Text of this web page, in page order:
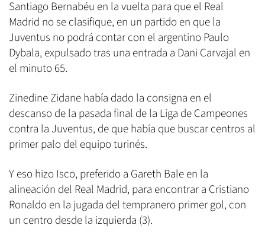
Santiago Bernabéu en la vuelta para que el Real
Madrid no se clasifique, en un partido en que la
Juventus no podrá contar con el argentino Paulo
Dybala, expulsado tras una entrada a Dani Carvajal en
el minuto 65.
Zinedine Zidane había dado la consigna en el
descanso de la pasada final de la Liga de Campeones
contra la Juventus, de que había que buscar centros al
primer palo del equipo turinés.
Y eso hizo Isco, preferido a Gareth Bale en la
alineación del Real Madrid, para encontrar a Cristiano
Ronaldo en la jugada del tempranero primer gol, con
un centro desde la izquierda (3).